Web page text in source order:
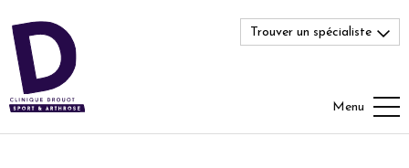
Trouver un spécialiste
Menu